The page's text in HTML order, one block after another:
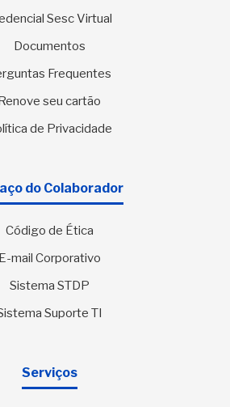
Sesc Virtual
Documentos
Frequentes
seu cartão
de Privacidade
do Colaborador
Código de Ética
E-mail Corporativo
Sistema STDP
Suporte TI
Serviços